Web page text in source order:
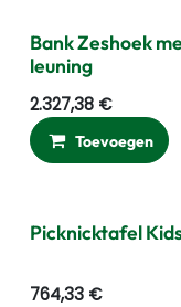
Bank Zeshoek
leuning
2.327,38 €
Toevoegen
Picknicktafel
764,33 €